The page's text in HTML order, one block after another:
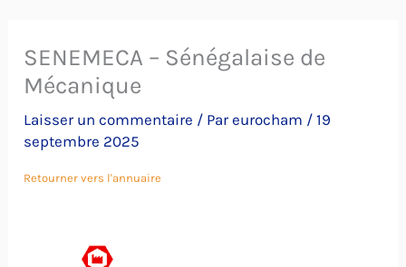
SENEMECA – Sénégalaise de
Mécanique
Laisser un commentaire / Pareurocham /19
septembre 2025
Retourner vers l'annuaire